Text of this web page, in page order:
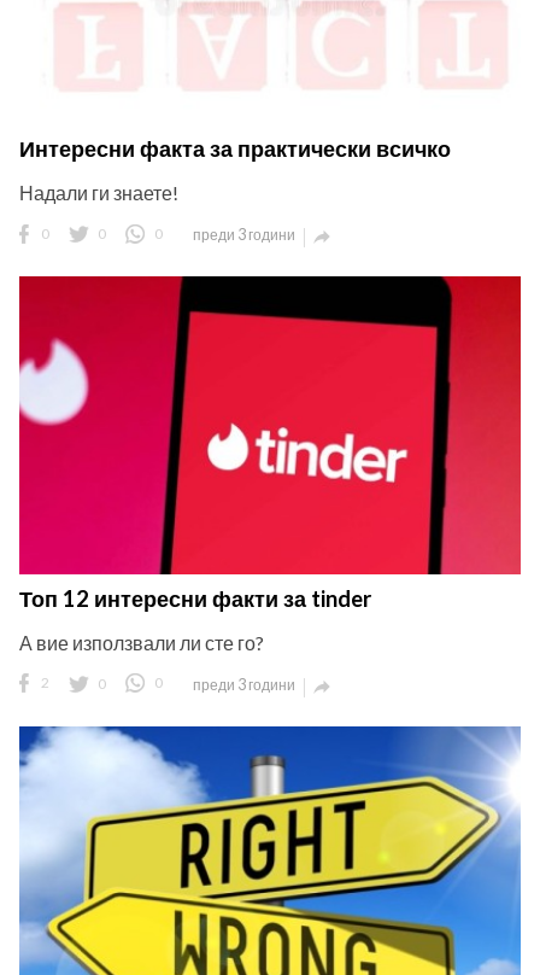
Интересни факта за практически всичко
Надали ги знаете!
0 0 0 преди 3 години 
Топ 12 интересни факти за tinder
А вие използвали ли сте го?
2 0 0 преди 3 години 